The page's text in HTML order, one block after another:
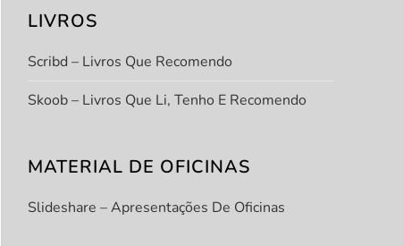
LIVROS
Scribd – Livros Que Recomendo
Skoob – Livros Que Li, Tenho E Recomendo
MATERIAL DE OFICINAS
Slideshare – Apresentações De Oficinas